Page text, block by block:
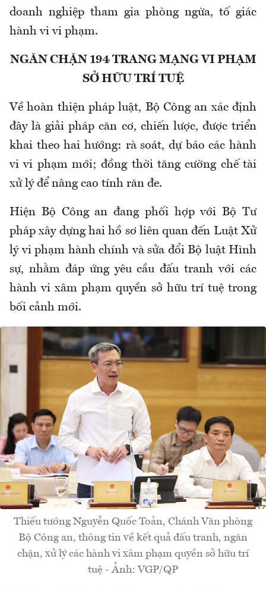
doanh nghiệp tham gia phòng ngừa, tố giác
hành vi vi phạm.
NGĂN CHẶN 194 TRANG MẠNG VI PHẠM
SỞ HỮU TRÍ TUỆ
Về hoàn thiện pháp luật, Bộ Công an xác định
đây là giải pháp căn cơ, chiến lược, được triển
khai theo hai hướng: rà soát, dự báo các hành
vi vi phạm mới; đồng thời tăng cường chế tài
xử lý để nâng cao tính răn đe.
Hiện Bộ Công an đang phối hợp với Bộ Tư
pháp xây dựng hai hồ sơ liên quan đến Luật Xử
lý vi phạm hành chính và sửa đổi Bộ luật Hình
sự, nhằm đáp ứng yêu cầu đấu tranh với các
hành vi xâm phạm quyền sở hữu trí tuệ trong
bối cảnh mới.
Thiếu tướng Nguyễn Quốc Toản, Chánh Văn phòng
Bộ Công an, thông tin về kết quả đấu tranh, ngăn
chặn, xử lý các hành vi xâm phạm quyền sở hữu trí
tuệ - Ảnh: VGP/QP